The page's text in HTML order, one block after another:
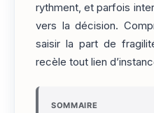
rythment, et parfois
vers la décision.
saisir la part de
recèle tout lien
SOMMAIRE